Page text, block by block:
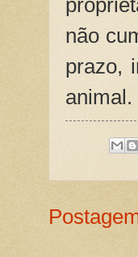
não
prazo,
animal.